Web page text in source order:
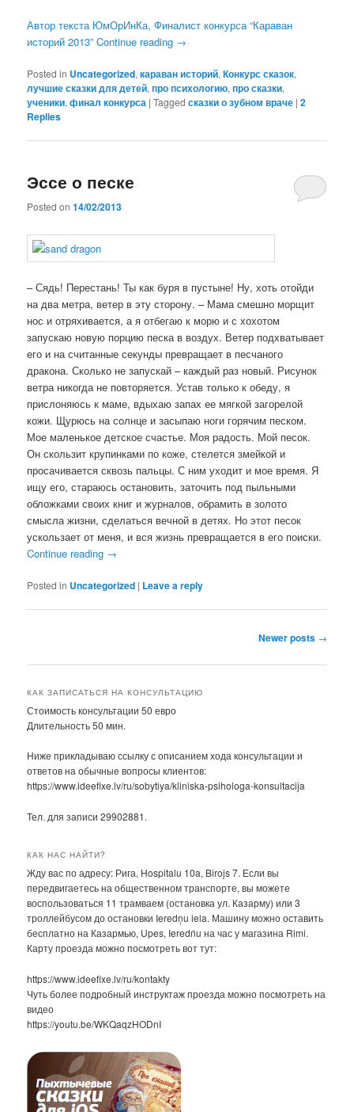
Автор текста ЮмОрИнКа, Финалист конкурса “Караван
историй 2013” Continue reading →
Posted in Uncategorized,караван историй,Конкурс сказок,
лучшие сказки для детей,про психологию,про сказки,
ученики,финал конкурса |Tagged сказки о зубном враче |2
Replies
Эссе о песке
Posted on14/02/2013
– Сядь! Перестань! Ты как буря в пустыне! Ну, хоть отойди
на два метра, ветер в эту сторону. – Мама смешно морщит
нос и отряхивается, а я отбегаю к морю и с хохотом
запускаю новую порцию песка в воздух. Ветер подхватывает
его и на считанные секунды превращает в песчаного
дракона. Сколько не запускай – каждый раз новый. Рисунок
ветра никогда не повторяется. Устав только к обеду, я
прислоняюсь к маме, вдыхаю запах ее мягкой загорелой
кожи. Щурюсь на солнце и засыпаю ноги горячим песком.
Мое маленькое детское счастье. Моя радость. Мой песок.
Он скользит крупинками по коже, стелется змейкой и
просачивается сквозь пальцы. С ним уходит и мое время. Я
ищу его, стараюсь остановить, заточить под пыльными
обложками своих книг и журналов, обрамить в золото
смысла жизни, сделаться вечной в детях. Но этот песок
ускользает от меня, и вся жизнь превращается в его поиски.
Continue reading →
Posted in Uncategorized | Leave a reply
Newer posts →
КАК ЗАПИСАТЬСЯ НА КОНСУЛЬТАЦИЮ
Стоимость консультации 50 евро
Длительность 50 мин.
Ниже прикладываю ссылку с описанием хода консультации и
ответов на обычные вопросы клиентов:
https://www.ideefixe.lv/ru/sobytiya/kliniska-psihologa-konsultacija
Тел. для записи 29902881.
КАК НАС НАЙТИ?
Жду вас по адресу: Рига, Hospitalu 10a, Birojs 7. Если вы
передвигаетесь на общественном транспорте, вы можете
воспользоваться 11 трамваем (остановка ул. Казарму) или 3
троллейбусом до остановки Ieredņu iela. Машину можно оставить
бесплатно на Казармью, Upes, Ieredńu на час у магазина Rimi.
Карту проезда можно посмотреть вот тут:
https://www.ideefixe.lv/ru/kontakty
Чуть более подробный инструктаж проезда можно посмотреть на
видео
https://youtu.be/WKQaqzHODnI